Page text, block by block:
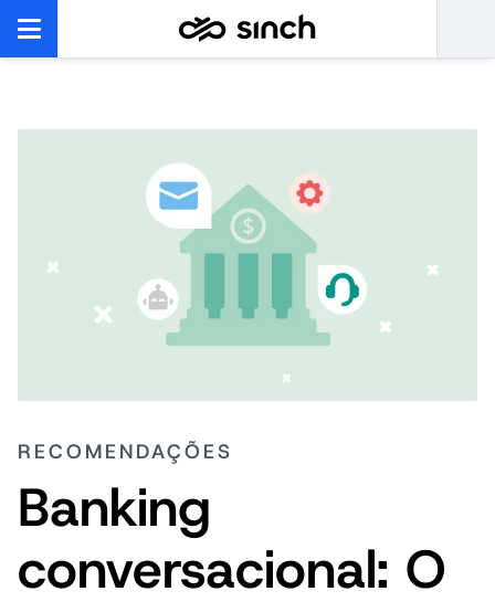
RECOMENDAÇÕES
Banking
conversacional: O